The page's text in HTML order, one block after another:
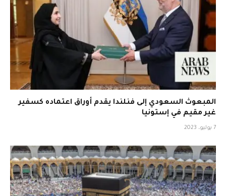
المبعوث السعودي إلى فنلندا يقدم أوراق اعتماده كسفير
غير مقيم في إستونيا
7 يوليو، 2023